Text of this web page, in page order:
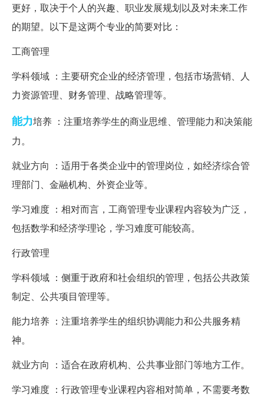
更好，取决于个人的兴趣、职业发展规划以及对未来工作
的期望。以下是这两个专业的简要对比：
工商管理
学科领域 ：主要研究企业的经济管理，包括市场营销、人
力资源管理、财务管理、战略管理等。
能力培养 ：注重培养学生的商业思维、管理能力和决策能
力。
就业方向 ：适用于各类企业中的管理岗位，如经济综合管
理部门、金融机构、外资企业等。
学习难度 ：相对而言，工商管理专业课程内容较为广泛，
包括数学和经济学理论，学习难度可能较高。
行政管理
学科领域 ：侧重于政府和社会组织的管理，包括公共政策
制定、公共项目管理等。
能力培养 ：注重培养学生的组织协调能力和公共服务精
神。
就业方向 ：适合在政府机构、公共事业部门等地方工作。
学习难度 ：行政管理专业课程内容相对简单，不需要考数